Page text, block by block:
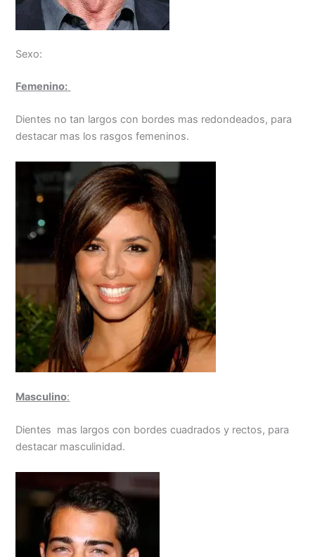
Sexo:
Femenino:
Dientes no tan largos con bordes mas redondeados, para
destacar mas los rasgos femeninos.
Masculino:
Dientes mas largos con bordes cuadrados y rectos, para
destacar masculinidad.